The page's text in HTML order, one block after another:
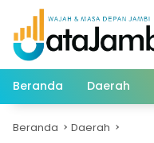
Langsung
konten
Beranda Daerah
Beranda Daerah